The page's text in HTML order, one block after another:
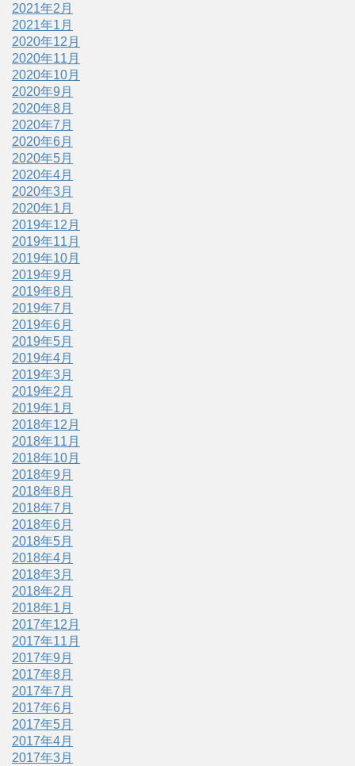
2021年2月
2021年1月
2020年12月
2020年11月
2020年10月
2020年9月
2020年8月
2020年7月
2020年6月
2020年5月
2020年4月
2020年3月
2020年1月
2019年12月
2019年11月
2019年10月
2019年9月
2019年8月
2019年7月
2019年6月
2019年5月
2019年4月
2019年3月
2019年2月
2019年1月
2018年12月
2018年11月
2018年10月
2018年9月
2018年8月
2018年7月
2018年6月
2018年5月
2018年4月
2018年3月
2018年2月
2018年1月
2017年12月
2017年11月
2017年9月
2017年8月
2017年7月
2017年6月
2017年5月
2017年4月
2017年3月